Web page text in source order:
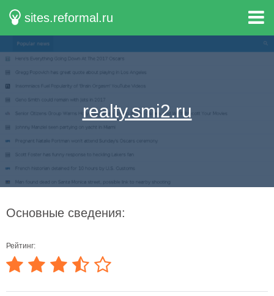
sites.reformal.ru
realty.smi2.ru
Основные сведения:
Рейтинг: